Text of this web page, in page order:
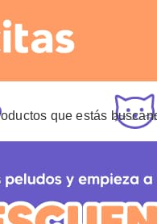
que estás